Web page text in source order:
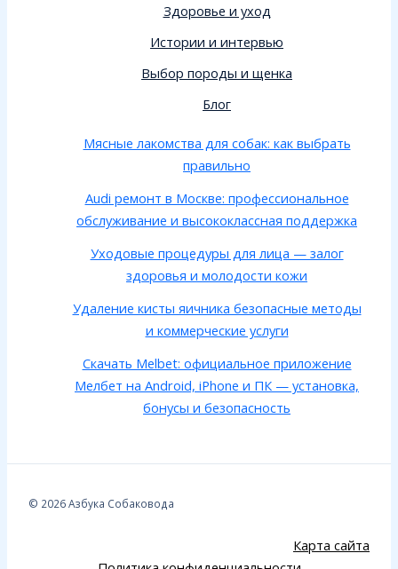
Здоровье и уход
Истории и интервью
Выбор породы и щенка
Блог
Мясные лакомства для собак: как выбрать
правильно
Audi ремонт в Москве: профессиональное
обслуживание и высококлассная поддержка
Уходовые процедуры для лица — залог
здоровья и молодости кожи
Удаление кисты яичника безопасные методы
и коммерческие услуги
Скачать Melbet: официальное приложение
Мелбет на Android, iPhone и ПК — установка,
бонусы и безопасность
© 2026 Азбука Собаковода
Карта сайта